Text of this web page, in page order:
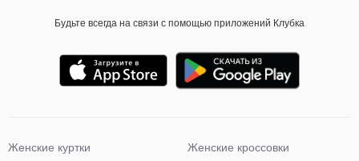
Будьте всегда на связи с помощью приложений Клубка
Женские куртки
Женские кроссовки